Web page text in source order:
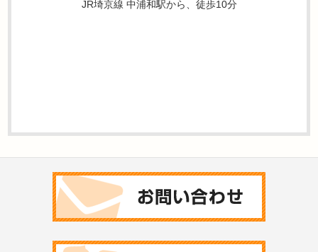
JR埼京線 中浦和駅から、徒歩10分